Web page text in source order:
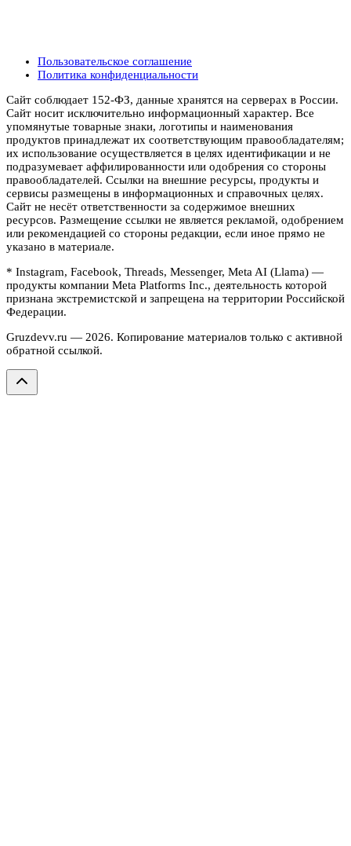
Пользовательское соглашение
Политика конфиденциальности
Сайт соблюдает 152-ФЗ, данные хранятся на серверах в России.
Сайт носит исключительно информационный характер. Все
упомянутые товарные знаки, логотипы и наименования
продуктов принадлежат их соответствующим правообладателям;
их использование осуществляется в целях идентификации и не
подразумевает аффилированности или одобрения со стороны
правообладателей. Ссылки на внешние ресурсы, продукты и
сервисы размещены в информационных и справочных целях.
Сайт не несёт ответственности за содержимое внешних
ресурсов. Размещение ссылки не является рекламой, одобрением
или рекомендацией со стороны редакции, если иное прямо не
указано в материале.
* Instagram, Facebook, Threads, Messenger, Meta AI (Llama) —
продукты компании Meta Platforms Inc., деятельность которой
признана экстремистской и запрещена на территории Российской
Федерации.
Gruzdevv.ru — 2026. Копирование материалов только с активной
обратной ссылкой.